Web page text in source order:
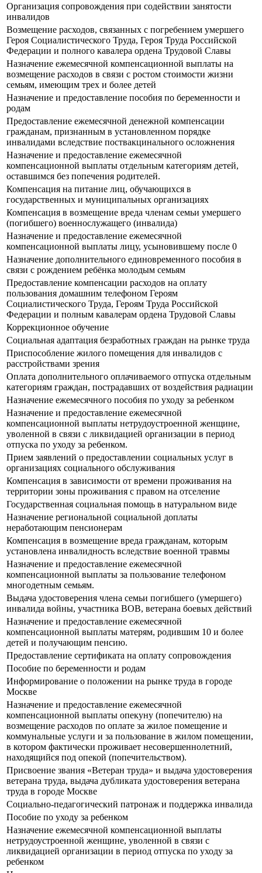
Организация сопровождения при содействии занятости
инвалидов
Возмещение расходов, связанных с погребением умершего
Героя Социалистического Труда, Героя Труда Российской
Федерации и полного кавалера ордена Трудовой Славы
Назначение ежемесячной компенсационной выплаты на
возмещение расходов в связи с ростом стоимости жизни
семьям, имеющим трех и более детей
Назначение и предоставление пособия по беременности и
родам
Предоставление ежемесячной денежной компенсации
гражданам, признанным в установленном порядке
инвалидами вследствие поствакцинального осложнения
Назначение и предоставление ежемесячной
компенсационной выплаты отдельным категориям детей,
оставшимся без попечения родителей.
Компенсация на питание лиц, обучающихся в
государственных и муниципальных организациях
Компенсация в возмещение вреда членам семьи умершего
(погибшего) военнослужащего (инвалида)
Назначение и предоставление ежемесячной
компенсационной выплаты лицу, усыновившему после 0
Назначение дополнительного единовременного пособия в
связи с рождением ребёнка молодым семьям
Предоставление компенсации расходов на оплату
пользования домашним телефоном Героям
Социалистического Труда, Героям Труда Российской
Федерации и полным кавалерам ордена Трудовой Славы
Коррекционное обучение
Социальная адаптация безработных граждан на рынке труда
Приспособление жилого помещения для инвалидов с
расстройствами зрения
Оплата дополнительного оплачиваемого отпуска отдельным
категориям граждан, пострадавших от воздействия радиации
Назначение ежемесячного пособия по уходу за ребенком
Назначение и предоставление ежемесячной
компенсационной выплаты нетрудоустроенной женщине,
уволенной в связи с ликвидацией организации в период
отпуска по уходу за ребенком.
Прием заявлений о предоставлении социальных услуг в
организациях социального обслуживания
Компенсация в зависимости от времени проживания на
территории зоны проживания с правом на отселение
Государственная социальная помощь в натуральном виде
Назначение региональной социальной доплаты
неработающим пенсионерам
Компенсация в возмещение вреда гражданам, которым
установлена инвалидность вследствие военной травмы
Назначение и предоставление ежемесячной
компенсационной выплаты за пользование телефоном
многодетным семьям.
Выдача удостоверения члена семьи погибшего (умершего)
инвалида войны, участника ВОВ, ветерана боевых действий
Назначение и предоставление ежемесячной
компенсационной выплаты матерям, родившим 10 и более
детей и получающим пенсию.
Предоставление сертификата на оплату сопровождения
Пособие по беременности и родам
Информирование о положении на рынке труда в городе
Москве
Назначение и предоставление ежемесячной
компенсационной выплаты опекуну (попечителю) на
возмещение расходов по оплате за жилое помещение и
коммунальные услуги и за пользование в жилом помещении,
в котором фактически проживает несовершеннолетний,
находящийся под опекой (попечительством).
Присвоение звания «Ветеран труда» и выдача удостоверения
ветерана труда, выдача дубликата удостоверения ветерана
труда в городе Москве
Социально-педагогический патронаж и поддержка инвалида
Пособие по уходу за ребенком
Назначение ежемесячной компенсационной выплаты
нетрудоустроенной женщине, уволенной в связи с
ликвидацией организации в период отпуска по уходу за
ребенком